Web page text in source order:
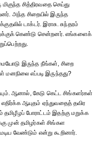
சித்திரவதை செய்து
அந்த சிறையில் இருந்த
டாக்டர். இராசு. சுந்தரம்
கெண்டு சென்றனர். எங்களைக்
இருந்த நீங்கள், சிறை
மனநிலை எப்படி இருந்தது?
ஆனால், கேடு கெட்ட சிங்களர்கள்
ஆயுதம் ஏந்துவதைத் தவிர
தமிழீழப் போராட்டம் இதற்கு மறுக்க
முன் தமிழர்கள் சிங்கள
வேண்டும் என்று கூறினார்.